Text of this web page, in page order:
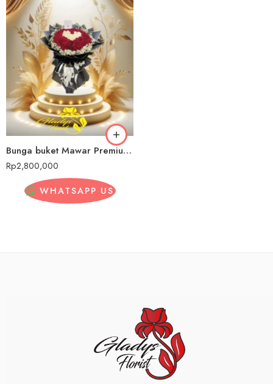
Bunga buket Mawar Premium Rote Ndao
Rp2,800,000
WHATSAPP US